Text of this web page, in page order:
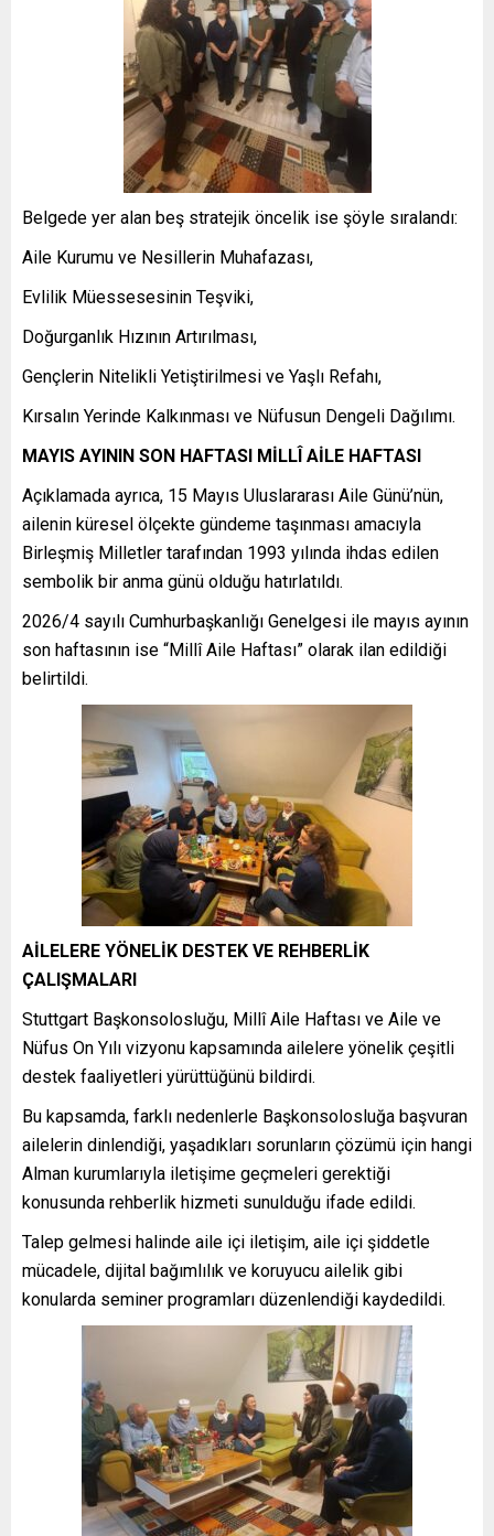
Belgede yer alan beş stratejik öncelik ise şöyle sıralandı:
Aile Kurumu ve Nesillerin Muhafazası,
Evlilik Müessesesinin Teşviki,
Doğurganlık Hızının Artırılması,
Gençlerin Nitelikli Yetiştirilmesi ve Yaşlı Refahı,
Kırsalın Yerinde Kalkınması ve Nüfusun Dengeli Dağılımı.
MAYIS AYININ SON HAFTASI MİLLÎ AİLE HAFTASI
Açıklamada ayrıca, 15 Mayıs Uluslararası Aile Günü’nün,
ailenin küresel ölçekte gündeme taşınması amacıyla
Birleşmiş Milletler tarafından 1993 yılında ihdas edilen
sembolik bir anma günü olduğu hatırlatıldı.
2026/4 sayılı Cumhurbaşkanlığı Genelgesi ile mayıs ayının
son haftasının ise “Millî Aile Haftası” olarak ilan edildiği
belirtildi.
AİLELERE YÖNELİK DESTEK VE REHBERLİK
ÇALIŞMALARI
Stuttgart Başkonsolosluğu, Millî Aile Haftası ve Aile ve
Nüfus On Yılı vizyonu kapsamında ailelere yönelik çeşitli
destek faaliyetleri yürüttüğünü bildirdi.
Bu kapsamda, farklı nedenlerle Başkonsolosluğa başvuran
ailelerin dinlendiği, yaşadıkları sorunların çözümü için hangi
Alman kurumlarıyla iletişime geçmeleri gerektiği
konusunda rehberlik hizmeti sunulduğu ifade edildi.
Talep gelmesi halinde aile içi iletişim, aile içi şiddetle
mücadele, dijital bağımlılık ve koruyucu ailelik gibi
konularda seminer programları düzenlendiği kaydedildi.